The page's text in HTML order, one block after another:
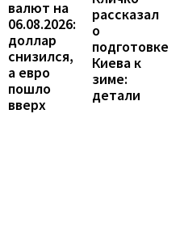
валют на
06.08.2026:
доллар
снизился,
а евро
пошло
вверх
рассказал
о
подготовке
Киева к
зиме:
детали